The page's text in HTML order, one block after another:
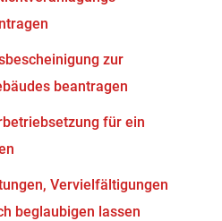
zur
beantragen
für ein
Vervielfältigungen
beglaubigen lassen